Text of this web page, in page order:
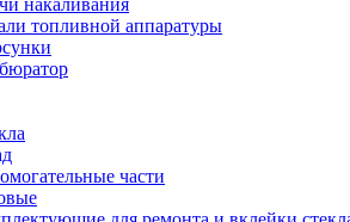
накаливания
топливной аппаратуры
части